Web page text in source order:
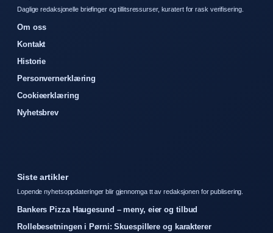
Daglige redaksjonelle briefinger og tillitsressurser, kuratert for rask verifisering.
Om oss
Kontakt
Historie
Personvernerklæring
Cookieerklæring
Nyhetsbrev
Siste artikler
Lopende nyhetsoppdateringer blir gjennomga tt av redaksjonen for publisering.
Bankers Pizza Haugesund – meny, eier og tilbud
Rollebesetningen i Pørni: Skuespillere og karakterer